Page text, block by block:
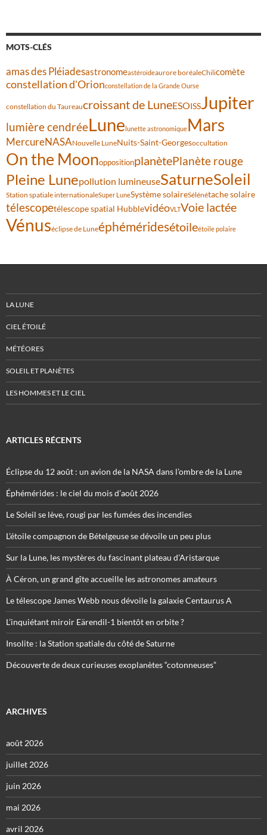
MOTS-CLÉS
amas des Pléiadesastronomeastéroïdeaurore boréaleChilicomète
constellation d'Orionconstellation de la Grande Ourse
constellation du Taureaucroissant de LuneESOISSJupiter
lumière cendréeLune lunette astronomiqueMars
MercureNASANouvelle LuneNuits-Saint-Georgesoccultation
On the MoonoppositionplanètePlanète rouge
Pleine Lunepollution lumineuseSaturneSoleil
Station spatiale internationaleSuper LuneSystème solaireSélénétache solaire
télescopetélescope spatial HubblevidéoVLTVoie lactée
Vénuséclipse de Luneéphéméridesétoileétoile polaire
LA LUNE
CIEL ÉTOILÉ
MÉTÉORES
SOLEIL ET PLANÈTES
LES HOMMES ET LE CIEL
ARTICLES RÉCENTS
Éclipse du 12 août : un avion de la NASA dans l’ombre de la Lune
Éphémérides : le ciel du mois d’août 2026
Le Soleil se lève, rougi par les fumées des incendies
L’étoile compagnon de Bételgeuse se dévoile un peu plus
Sur la Lune, les mystères du fascinant plateau d’Aristarque
À Céron, un grand gîte accueille les astronomes amateurs
Le télescope James Webb nous dévoile la galaxie Centaurus A
L’inquiétant miroir Eärendil-1 bientôt en orbite ?
Insolite : la Station spatiale du côté de Saturne
Découverte de deux curieuses exoplanètes “cotonneuses”
ARCHIVES
août 2026
juillet 2026
juin 2026
mai 2026
avril 2026